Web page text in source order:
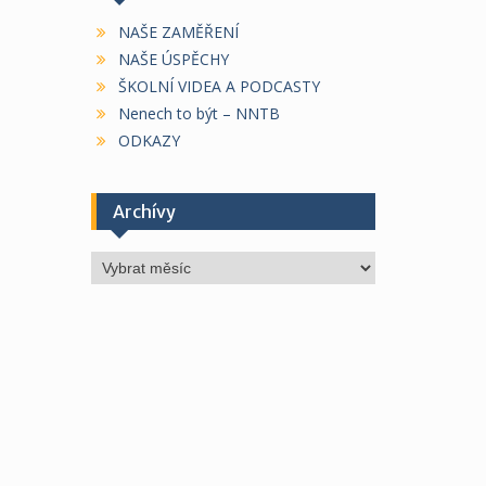
NAŠE ZAMĚŘENÍ
NAŠE ÚSPĚCHY
ŠKOLNÍ VIDEA A PODCASTY
Nenech to být – NNTB
ODKAZY
Archívy
Archívy